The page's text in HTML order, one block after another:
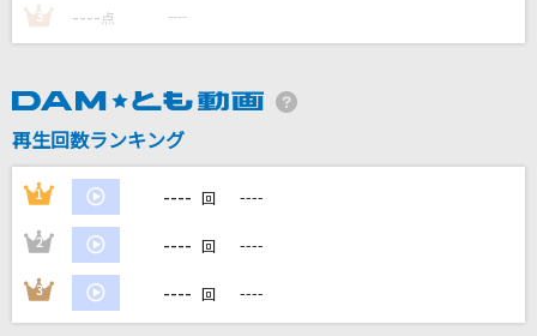
DAMの新曲・ランキングなど
カラオケをもっと楽しもう！
3 ---- 点 ----
再生回数ランキング
1 ---- 回 ----
2 ---- 回 ----
3 ---- 回 ----